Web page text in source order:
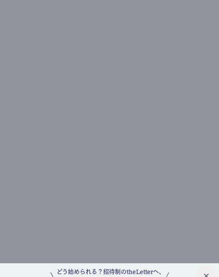
どう始められる？招待制のtheLetterへ、